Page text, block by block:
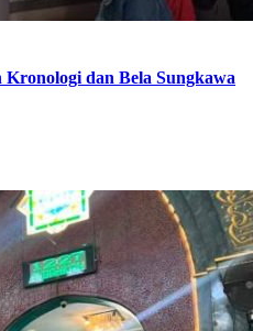
dan Bela Sungkawa